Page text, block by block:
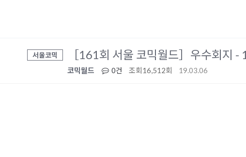
서울코믹 ［161회 서울 코믹월드］우수회지 -
코믹월드 0건 조회16,512회 19.03.06